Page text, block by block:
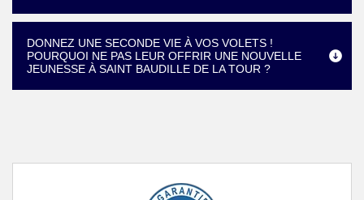
DONNEZ UNE SECONDE VIE À VOS VOLETS !
POURQUOI NE PAS LEUR OFFRIR UNE NOUVELLE
JEUNESSE À SAINT BAUDILLE DE LA TOUR ?